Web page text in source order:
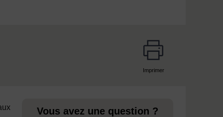
Imprimer
Vous avez une question ?